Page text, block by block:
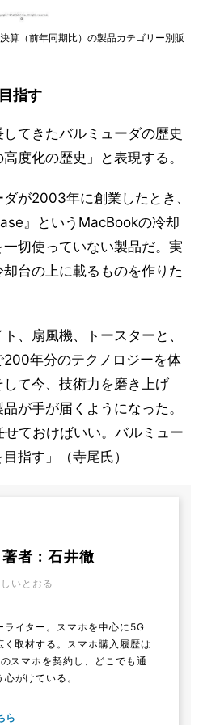
算（前年同期比）の製品カテゴリー別販
指す
てきたバルミューダの歴史
度化の歴史」と表現する。
が2003年に創業したとき、
』というMacBookの冷却
切使っていない製品だ。実
台の上に載るものを作りた
、扇風機、トースターと、
年分のテクノロジーを体
て今、技術力を磨き上げ
が手が届くようになった。
ておけばいい。バルミュー
指す」（寺尾氏）
著者 : 石井徹
いとおる
ライター。スマホを中心に5G
取材する。スマホ購入履歴は
スマホを契約し、どこでも通
がけている。
ら